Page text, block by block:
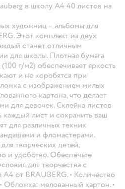
в школу А4 40 листов на
художниц – альбомы для
Этот комплект из двух
станет отличным
для школы. Плотная бумага
г/м2) обеспечивает яркость
и не коробятся при
с изображением милых
картона, что делает
для девочек. Склейка листов
каждый лист и сохранить ваш
для различных техник
и фломастерами.
творческих детей,
и удобство. Обеспечьте
для творчества с
от BRAUBERG. • Количество
Обложка: мелованный картон. •